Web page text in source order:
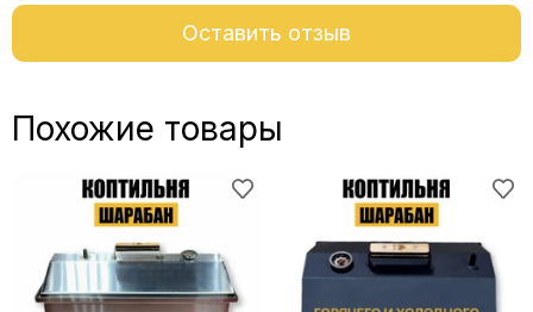
Оставить отзыв
Похожие товары